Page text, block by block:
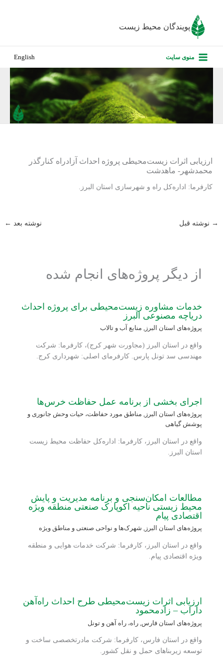
پویندگان محیط زیست
منوی سایت English
ارزیابی اثرات زیست‌محیطی پروژه احداث آزادراه کنارگذر
محمدشهر- ماهدشت
کارفرما: اداره‌کل راه و شهرسازی استان البرز.
→ نوشته قبل نوشته بعد ←
از دیگر پروژه‌های انجام شده
خدمات مشاوره زیست‌محیطی برای پروژه احداث
دریاچه مصنوعی البرز
پروژه‌های استان البرز , منابع آب و تالاب
واقع در استان البرز (مجاورت شهر کرج)، کارفرما: شرکت
مهندسی سد تونل پارس. کارفرمای اصلی: شهرداری کرج.
اجرای بخشی از برنامه عمل حفاظت خرس‌ها
پروژه‌های استان البرز , مناطق مورد حفاظت، حیات وحش جانوری و
پوشش گیاهی
واقع در استان البرز، کارفرما: اداره‌کل حفاظت محیط زیست
استان البرز.
مطالعات امکان‌سنجی و برنامه مدیریت و پایش
محیط زیستی ناحیه اکوپارک صنعتی منطقه ویژه
اقتصادی پیام
پروژه‌های استان البرز , شهرک‌ها و نواحی صنعتی و مناطق ویژه
واقع در استان البرز، کارفرما: شرکت خدمات هوایی و منطقه
ویژه اقتصادی پیام.
ارزیابی اثرات زیست‌محیطی طرح احداث راه‌آهن
داراب – زادمحمود
پروژه‌های استان فارس راه، راه آهن و تونل
واقع در استان فارس، کارفرما: شرکت مادرتخصصی ساخت و
توسعه زیربناهای حمل و نقل کشور.
درباره ما
پروژه‌های
تماس با ما